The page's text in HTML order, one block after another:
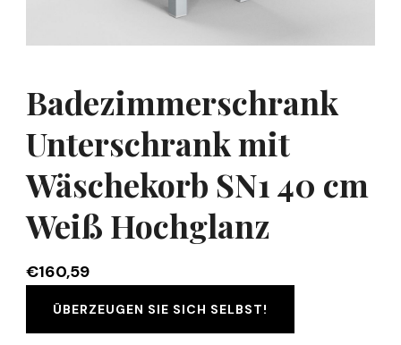
Badezimmerschrank
Unterschrank mit
Wäschekorb SN1 40 cm
Weiß Hochglanz
€160,59
ÜBERZEUGEN SIE SICH SELBST!